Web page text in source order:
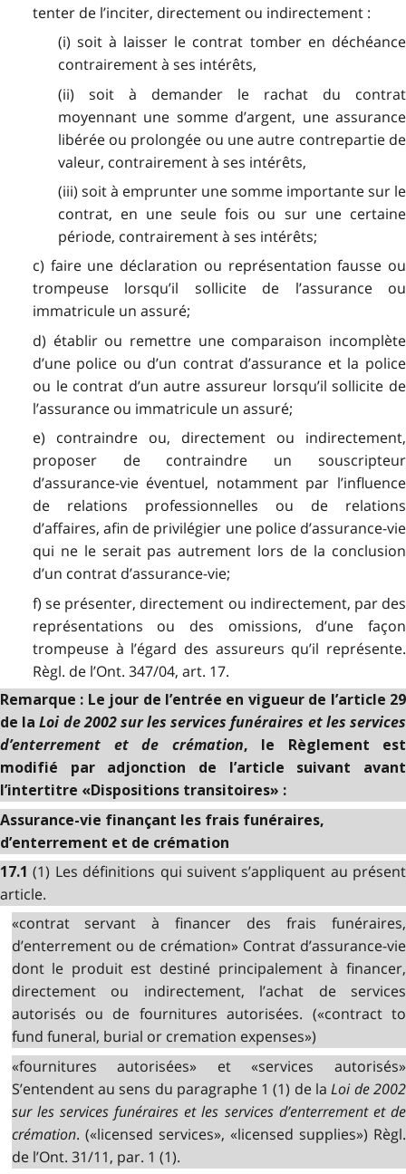
tenter de l’inciter, directement ou indirectement :
(i) soit à laisser le contrat tomber en déchéance
contrairement à ses intérêts,
(ii) soit à demander le rachat du contrat
moyennant une somme d’argent, une assurance
libérée ou prolongée ou une autre contrepartie de
valeur, contrairement à ses intérêts,
(iii) soit à emprunter une somme importante sur le
contrat, en une seule fois ou sur une certaine
période, contrairement à ses intérêts;
c) faire une déclaration ou représentation fausse ou
trompeuse lorsqu’il sollicite de l’assurance ou
immatricule un assuré;
d) établir ou remettre une comparaison incomplète
d’une police ou d’un contrat d’assurance et la police
ou le contrat d’un autre assureur lorsqu’il sollicite de
l’assurance ou immatricule un assuré;
e) contraindre ou, directement ou indirectement,
proposer de contraindre un souscripteur
d’assurance-vie éventuel, notamment par l’influence
de relations professionnelles ou de relations
d’affaires, afin de privilégier une police d’assurance-vie
qui ne le serait pas autrement lors de la conclusion
d’un contrat d’assurance-vie;
f) se présenter, directement ou indirectement, par des
représentations ou des omissions, d’une façon
trompeuse à l’égard des assureurs qu’il représente.
Règl. de l’Ont. 347/04, art. 17.
Remarque : Le jour de l’entrée en vigueur de l’article 29
de laLoi de 2002 sur les services funéraires et les services
d’enterrement et de crémation, le Règlement est
modifié par adjonction de l’article suivant avant
l’intertitre «Dispositions transitoires» :
Assurance-vie finançant les frais funéraires,
d’enterrement et de crémation
17.1(1) Les définitions qui suivent s’appliquent au présent
article.
«contrat servant à financer des frais funéraires,
d’enterrement ou de crémation» Contrat d’assurance-vie
dont le produit est destiné principalement à financer,
directement ou indirectement, l’achat de services
autorisés ou de fournitures autorisées. («contract to
fund funeral, burial or cremation expenses»)
«fournitures autorisées» et «services autorisés»
S’entendent au sens du paragraphe 1 (1) de laLoi de 2002
sur les services funéraires et les services d’enterrement et de
crémation. («licensed services», «licensed supplies») Règl.
de l’Ont. 31/11, par. 1 (1).